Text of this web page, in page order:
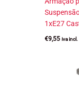
1xE27
€9,55 iva incl.